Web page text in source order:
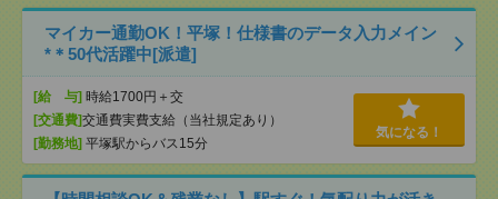
マイカー通勤OK！平塚！仕様書のデータ入力メイン
*＊50代活躍中[派遣]
[給 与] 時給1700円＋交
[交通費]交通費実費支給（当社規定あり）
[勤務地] 平塚駅からバス15分
気になる！